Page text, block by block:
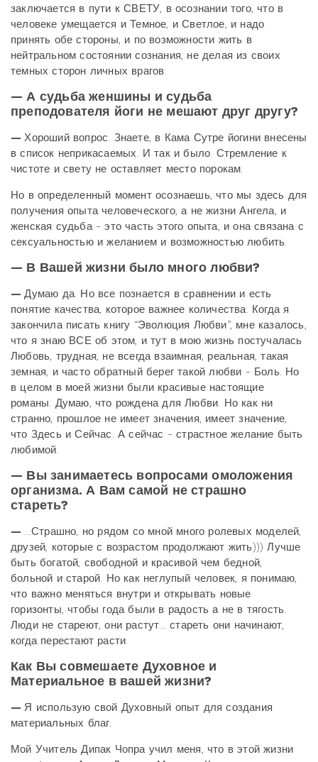
заключается в пути к СВЕТУ, в осознании того, что в
человеке умещается и Темное, и Светлое, и надо
принять обе стороны, и по возможности жить в
нейтральном состоянии сознания, не делая из своих
темных сторон личных врагов.
— А судьба женшины и судьба
преподователя йоги не мешают друг другу?
— Хороший вопрос. Знаете, в Кама Сутре йогини внесены
в список неприкасаемых. И так и было. Стремление к
чистоте и свету не оставляет место порокам.
Но в определенный момент осознаешь, что мы здесь для
получения опыта человеческого, а не жизни Ангела, и
женская судьба - это часть этого опыта, и она связана с
сексуальностью и желанием и возможностью любить.
— В Вашей жизни было много любви?
—Думаю да. Но все познается в сравнении и есть
понятие качества, которое важнее количества. Когда я
закончила писать книгу “Эволюция Любви”, мне казалось,
что я знаю ВСЕ об этом, и тут в мою жизнь постучалась
Любовь, трудная, не всегда взаимная, реальная, такая
земная, и часто обратный берег такой любви - Боль. Но
в целом в моей жизни были красивые настоящие
романы. Думаю, что рождена для Любви. Но как ни
странно, прошлое не имеет значения, имеет значение,
что Здесь и Сейчас. А сейчас - страстное желание быть
любимой.
— Вы занимаетесь вопросами омоложения
организма. А Вам самой не страшно
стареть?
—
...Страшно, но рядом со мной много ролевых моделей,
друзей, которые с возрастом продолжают жить))) Лучше
быть богатой, свободной и красивой чем бедной,
больной и старой. Но как неглупый человек, я понимаю,
что важно меняться внутри и открывать новые
горизонты, чтобы года были в радость а не в тягость.
Люди не стареют, они растут... стареть они начинают,
когда перестают расти.
Как Вы совмешаете Духовное и
Материальное в вашей жизни?
— Я использую свой Духовный опыт для создания
материальных благ.
Мой Учитель Дипак Чопра учил меня, что в этой жизни